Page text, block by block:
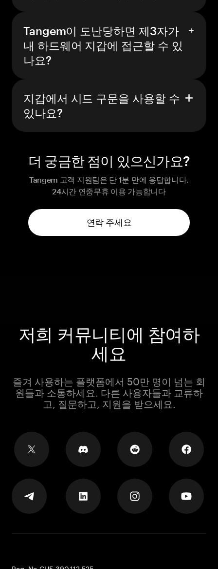
Tangem이 도난당하면 제3자가
내 하드웨어 지갑에 접근할 수 있
나요?
지갑에서 시드 구문을 사용할 수
있나요?
더 궁금한 점이 있으신가요?
Tangem 고객 지원팀은 단 1분 만에 응답합니다.
24시간 연중무휴 이용 가능합니다
연락 주세요
저희 커뮤니티에 참여하
세요
즐겨 사용하는 플랫폼에서 50만 명이 넘는 회
원들과 소통하세요. 다른 사용자들과 교류하
고, 질문하고, 지원을 받으세요.